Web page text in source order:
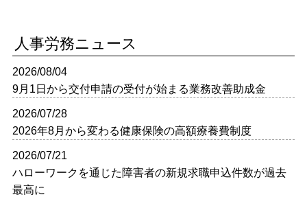
人事労務ニュース
2026/08/04
9月1日から交付申請の受付が始まる業務改善助成金
2026/07/28
2026年8月から変わる健康保険の高額療養費制度
2026/07/21
ハローワークを通じた障害者の新規求職申込件数が過去
最高に